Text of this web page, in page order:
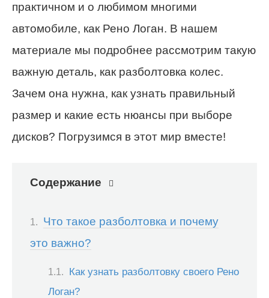
практичном и о любимом многими
автомобиле, как Рено Логан. В нашем
материале мы подробнее рассмотрим такую
важную деталь, как разболтовка колес.
Зачем она нужна, как узнать правильный
размер и какие есть нюансы при выборе
дисков? Погрузимся в этот мир вместе!
Содержание
Что такое разболтовка и почему
это важно?
Как узнать разболтовку своего Рено
Логан?